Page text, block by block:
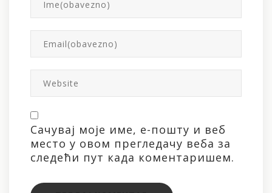
Сачувај моје име, е-пошту и веб
место у овом прегледачу веба за
следећи пут када коментаришем.